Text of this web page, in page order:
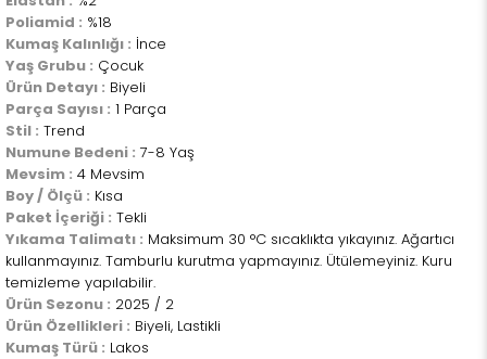
Poliamid : %18
Kumaş Kalınlığı : İnce
Yaş Grubu : Çocuk
Ürün Detayı : Biyeli
Parça Sayısı : 1 Parça
Stil : Trend
Numune Bedeni : 7-8 Yaş
Mevsim : 4 Mevsim
Boy / Ölçü : Kısa
Paket İçeriği : Tekli
Yıkama Talimatı : Maksimum 30 °C sıcaklıkta yıkayınız. Ağartıcı
kullanmayınız. Tamburlu kurutma yapmayınız. Ütülemeyiniz. Kuru
temizleme yapılabilir.
Ürün Sezonu : 2025 / 2
Ürün Özellikleri : Biyeli, Lastikli
Kumaş Türü : Lakos